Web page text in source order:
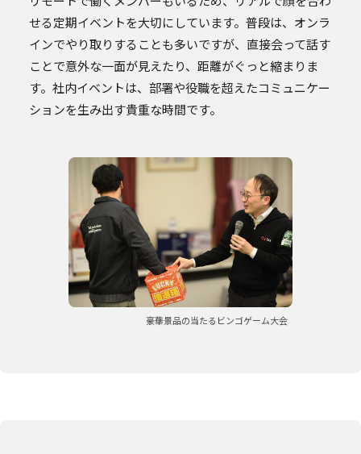
せる定期イベントを大切にしています。普段は、オンラ
インでやり取りすることも多いですが、直接会って話す
ことで意外な一面が見えたり、距離がぐっと縮まりま
す。社内イベントは、部署や役職を超えたコミュニケー
ションを生み出す貴重な時間です。
豪華景品の当たるビンゴゲーム大会